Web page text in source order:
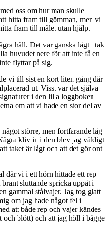
oss om hur man skulle
hitta fram till gömman, men vi
fram till målet utan hjälp.
håll. Det var ganska lågt i tak
huvudet nere för att inte få en
flyttar på sig.
vi till sist en kort liten gång där
ut. Visst var det själva
i den lilla loggboken
om att vi hade en stor del av
större, men fortfarande låg
kliv in i den blev jag väldigt
taket är lågt och att det gör ont
där vi i ett hörn hittade ett rep
sluttande spricka uppåt i
gammal stålvajer. Jag tog glatt
om jag hade något fel i
att både rep och vajer kändes
och blött) och att jag höll i bägge